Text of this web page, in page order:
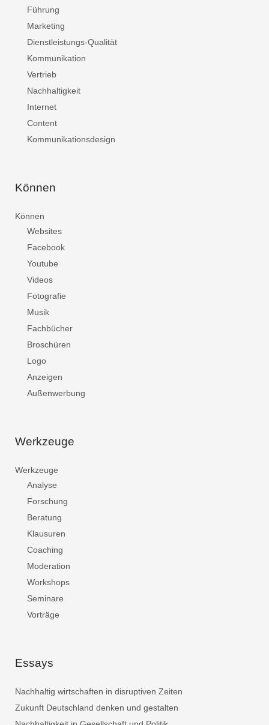
Führung
Marketing
Dienstleistungs-Qualität
Kommunikation
Vertrieb
Nachhaltigkeit
Internet
Content
Kommunikationsdesign
Können
Können
Websites
Facebook
Youtube
Videos
Fotografie
Musik
Fachbücher
Broschüren
Logo
Anzeigen
Außenwerbung
Werkzeuge
Werkzeuge
Analyse
Forschung
Beratung
Klausuren
Coaching
Moderation
Workshops
Seminare
Vorträge
Essays
Nachhaltig wirtschaften in disruptiven Zeiten
Zukunft Deutschland denken und gestalten